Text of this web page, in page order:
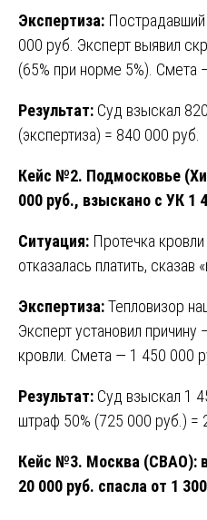
Экспертиза: Пострадавший
000 руб. Эксперт выявил
(65% при норме 5%). Смета
Результат: Суд взыскал
(экспертиза) = 840 000 руб.
Кейс №2. Подмосковье
000 руб., взыскано с УК 1
Ситуация: Протечка
отказалась платить, сказав
Экспертиза:Тепловизор
Эксперт установил
кровли. Смета — 1 450 000
Результат: Суд взыскал 1
штраф 50% (725 000 руб.) =
Кейс №3. Москва (СВАО):
20 000 руб. спасла от 1